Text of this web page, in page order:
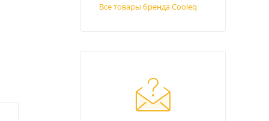
Все товары бренда Cooleq